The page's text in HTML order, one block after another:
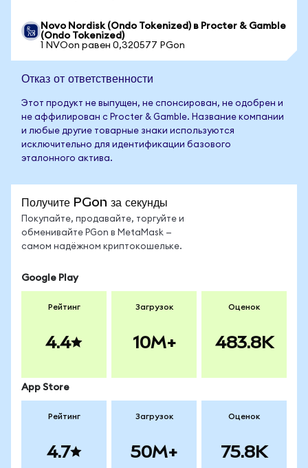
Novo Nordisk (Ondo Tokenized) в Procter & Gamble
(Ondo Tokenized)
1 NVOon равен 0,320577 PGon
Отказ от ответственности
Этот продукт не выпущен, не спонсирован, не одобрен и
не аффилирован с Procter & Gamble. Название компании
и любые другие товарные знаки используются
исключительно для идентификации базового
эталонного актива.
Получите PGon за секунды
Покупайте, продавайте, торгуйте и
обменивайте PGon в MetaMask —
самом надёжном криптокошельке.
Google Play
Рейтинг
4.4
Загрузок
10M+
Оценок
483.8K
App Store
Рейтинг
4.7
Загрузок
50M+
Оценок
75.8K